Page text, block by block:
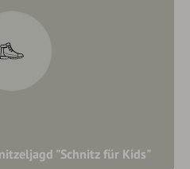
"Schnitz für Kids"